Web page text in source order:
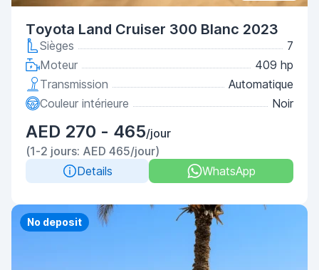
Toyota Land Cruiser 300 Blanc 2023
Sièges
7
Moteur
409 hp
Transmission
Automatique
Couleur intérieure
Noir
AED 270 - 465/jour
(1-2 jours: AED 465/jour)
Details
WhatsApp
Priority
No deposit